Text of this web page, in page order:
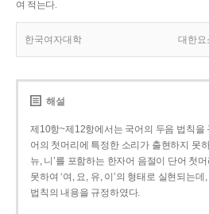
여 적는다.
한국여자대학 대한요
해설
제10항~제12항에서는 국어의 두음 법칙을
어의 첫머리에 특정한 소리가 출현하지 못
뉴, 니’를 포함하는 한자어 음절이 단어 첫머
못하여 ‘여, 요, 유, 이’의 형태로 실현되는
법칙의 내용을 규정하였다.